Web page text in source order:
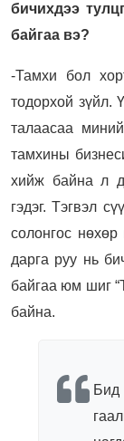
бичихдээ
байгаа вэ?
-Тамхи бол
тодорхой зүйл.
талаасаа
тамхины
хийж байна л
гэдэг. Тэгвэл
солонгос
дарга руу нь
байгаа юм шиг
байна.